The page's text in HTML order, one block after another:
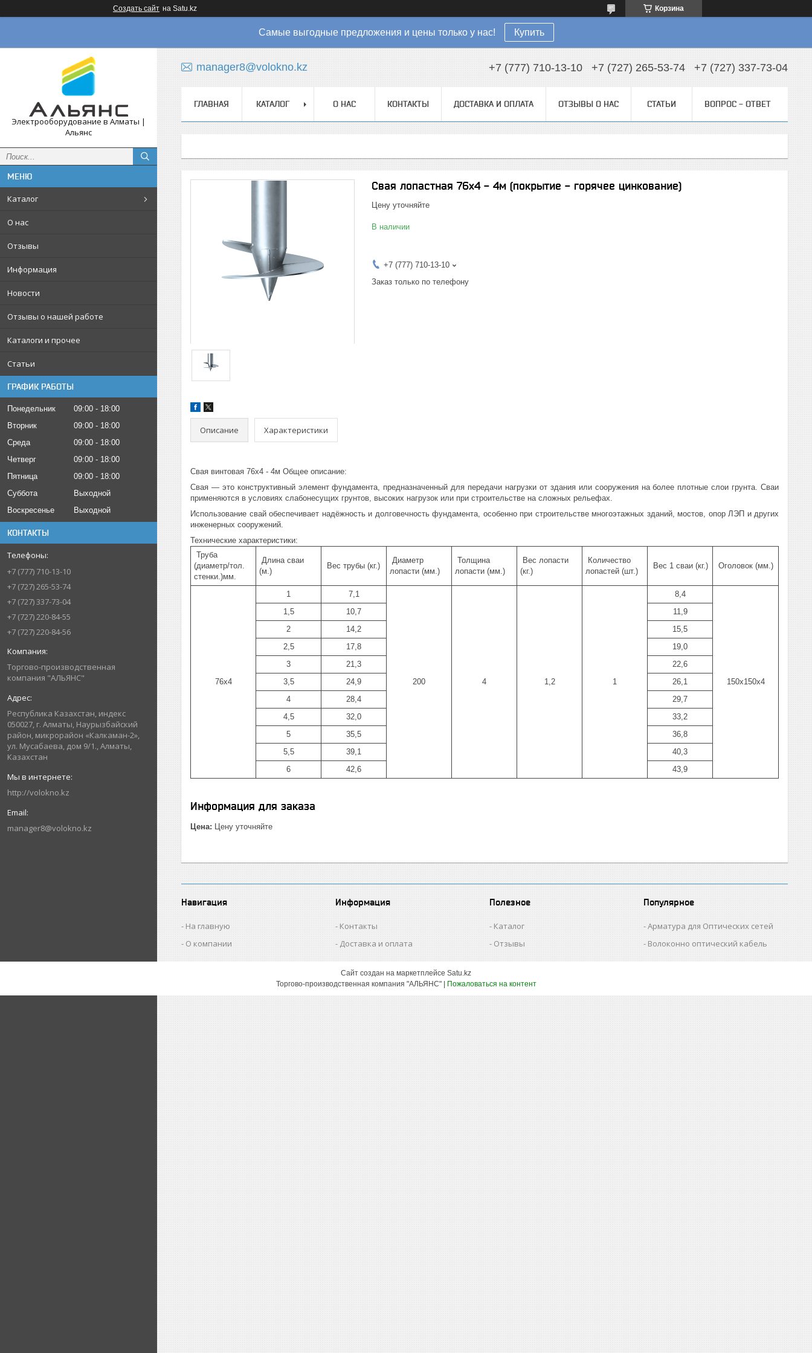
Создать сайт на Satu.kz Корзина
Самые выгодные предложения и цены только у нас! Купить
Электрооборудование в Алматы |
Альянс
Каталог
О нас
Отзывы
Информация
Новости
Отзывы о нашей работе
Каталоги и прочее
Статьи
ГРАФИК РАБОТЫ
Понедельник 09:00
18:00
Вторник
09:00
18:00
Среда
09:00
18:00
Четверг
09:00
18:00
Пятница
09:00
18:00
Суббота
Выходной
Воскресенье
Выходной
КОНТАКТЫ
+7 (777) 710-13-10
+7 (727) 265-53-74
+7 (727) 337-73-04
+7 (727) 220-84-55
+7 (727) 220-84-56
Торгово-производственная
компания "АЛЬЯНС"
Республика Казахстан, индекс
050027, г. Алматы, Наурызбайский
район, микрорайон «Калкаман-2»,
ул. Мусабаева, дом 9/1., Алматы,
Казахстан
http://volokno.kz
manager8@volokno.kz
manager8@volokno.kz +7 (777) 710-13-10 +7 (727) 265-53-74 +7 (727) 337-73-04
ГЛАВНАЯ КАТАЛОГ О НАС КОНТАКТЫ ДОСТАВКА И ОПЛАТА ОТЗЫВЫ О НАС СТАТЬИ ВОПРОС - ОТВЕТ
Свая лопастная 76х4 - 4м (покрытие - горячее цинкование)
Цену уточняйте
В наличии
+7 (777) 710-13-10
Заказ только по телефону
Описание Характеристики
Свая винтовая 76х4 - 4м Общее описание:
Свая — это конструктивный элемент фундамента, предназначенный для передачи нагрузки от здания или сооружения на более плотные слои грунта. Сваи
применяются в условиях слабонесущих грунтов, высоких нагрузок или при строительстве на сложных рельефах.
Использование свай обеспечивает надёжность и долговечность фундамента, особенно при строительстве многоэтажных зданий, мостов, опор ЛЭП и других
инженерных сооружений.
Технические характеристики:
Труба
(диаметр/тол.
стенки.)мм.
Длина сваи
(м.)
Вес трубы (кг.)
Диаметр
лопасти (мм.)
Толщина
лопасти (мм.)
Вес лопасти
(кг.)
Количество
лопастей (шт.)
Вес 1 сваи (кг.) Оголовок (мм.)
76х4
1 7,1
200 4 1,2 1
8,4
150х150х4
1,5 10,7
11,9
2
14,2
15,5
2,5
17,8
19,0
3
21,3
22,6
3,5
24,9
26,1
4
28,4
29,7
4,5
32,0
33,2
5
35,5
36,8
5,5
39,1
40,3
6
42,6 43,9
Информация для заказа
Цена: Цену уточняйте
Навигация
На главную
О компании
Информация
Контакты
Доставка и оплата
Полезное
Каталог
Отзывы
Популярное
Арматура для Оптических сетей
Волоконно оптический кабель
Сайт создан на маркетплейсе Satu.kz
Пожаловаться на контент